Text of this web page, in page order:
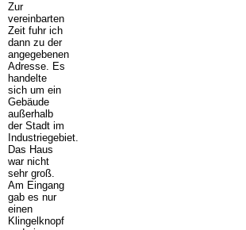
Zur
vereinbarten
Zeit fuhr ich
dann zu der
angegebenen
Adresse. Es
handelte
sich um ein
Gebäude
außerhalb
der Stadt im
Industriegebiet.
Das Haus
war nicht
sehr groß.
Am Eingang
gab es nur
einen
Klingelknopf